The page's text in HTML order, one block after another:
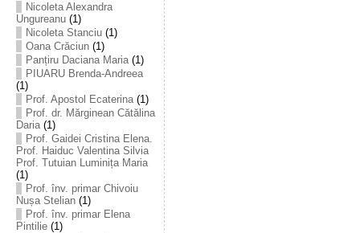
Nicoleta Alexandra
Ungureanu(1)
Nicoleta Stanciu(1)
Oana Crăciun(1)
Panțiru Daciana Maria(1)
PIUARU Brenda-Andreea
(1)
Prof. Apostol Ecaterina(1)
Prof. dr. Mărginean Cătălina
Daria(1)
Prof. Gaidei Cristina Elena.
Prof. Haiduc Valentina Silvia
Prof. Tutuian Luminița Maria
(1)
Prof. înv. primar Chivoiu
Nușa Stelian(1)
Prof. înv. primar Elena
Pintilie(1)